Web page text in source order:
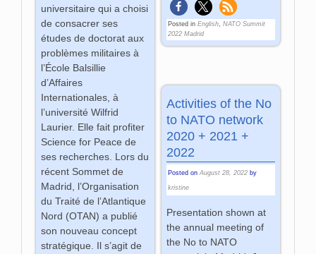
Posted in English, NATO Summit
2022 Madrid
universitaire qui a choisi
de consacrer ses
études de doctorat aux
problèmes militaires à
l’École Balsillie
d’Affaires
Internationales, à
l’université Wilfrid
Laurier. Elle fait profiter
Science for Peace de
ses recherches. Lors du
récent Sommet de
Madrid, l’Organisation
du Traité de l’Atlantique
Nord (OTAN) a publié
son nouveau concept
stratégique. Il s’agit de
Activities of the No
to NATO network
2020 + 2021 +
2022
Posted on August 28, 2022 by
kristine
Presentation shown at
the annual meeting of
the No to NATO